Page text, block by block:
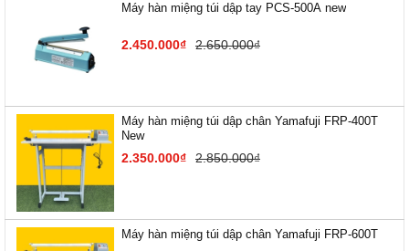
Máy hàn miệng túi dập tay PCS-500A new
2.450.000₫ 2.650.000₫
Máy hàn miệng túi dập chân Yamafuji FRP-400T
New
2.350.000₫ 2.850.000₫
Máy hàn miệng túi dập chân Yamafuji FRP-600T